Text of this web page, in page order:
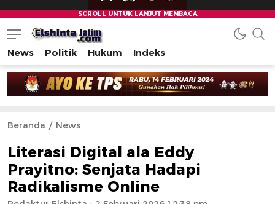
News Politik Hukum Indeks
Beranda News
Literasi Digital ala Eddy
Prayitno: Senjata Hadapi
Radikalisme Online